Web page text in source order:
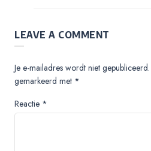
LEAVE A COMMENT
Je e-mailadres wordt niet gepubliceerd.
gemarkeerd met *
Reactie *